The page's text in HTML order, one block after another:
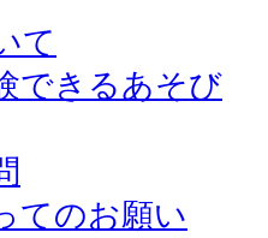
て
できるあそび
てのお願い